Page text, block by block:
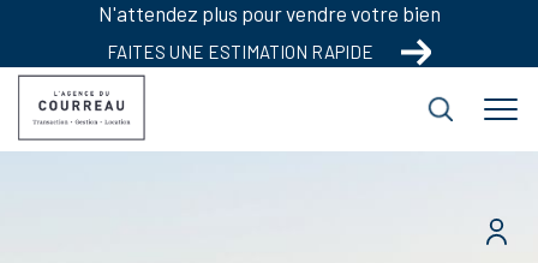
N'attendez plus pour vendre votre bien
FAITES UNE ESTIMATION RAPIDE